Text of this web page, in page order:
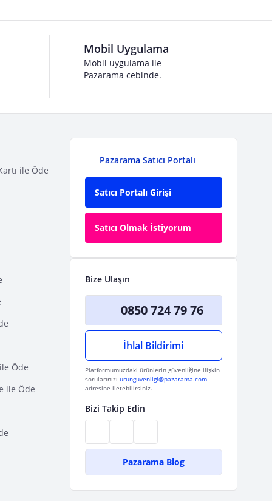
Mobil Uygulama
Mobil uygulama ile
Pazarama cebinde.
ile Öde
Öde
ile Öde
Pazarama Satıcı Portalı
Satıcı Portalı Girişi
Satıcı Olmak İstiyorum
Bize Ulaşın
0850 724 79 76
İhlal Bildirimi
Platformumuzdaki ürünlerin güvenliğine ilişkin
sorularınızı urunguvenligi@pazarama.com
adresine iletebilirsiniz.
Bizi Takip Edin
Pazarama Blog